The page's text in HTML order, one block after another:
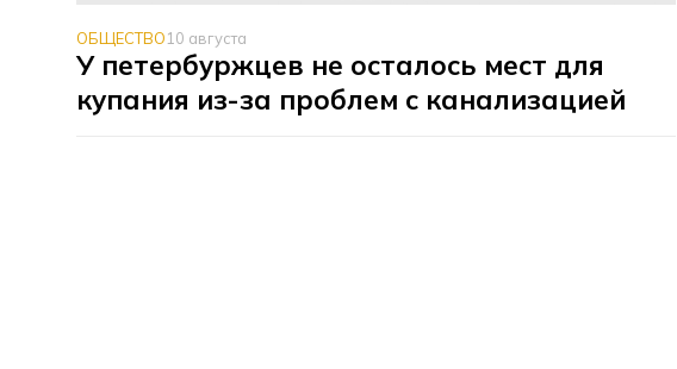
ОБЩЕСТВО10 августа
У петербуржцев не осталось мест для
купания из-за проблем с канализацией